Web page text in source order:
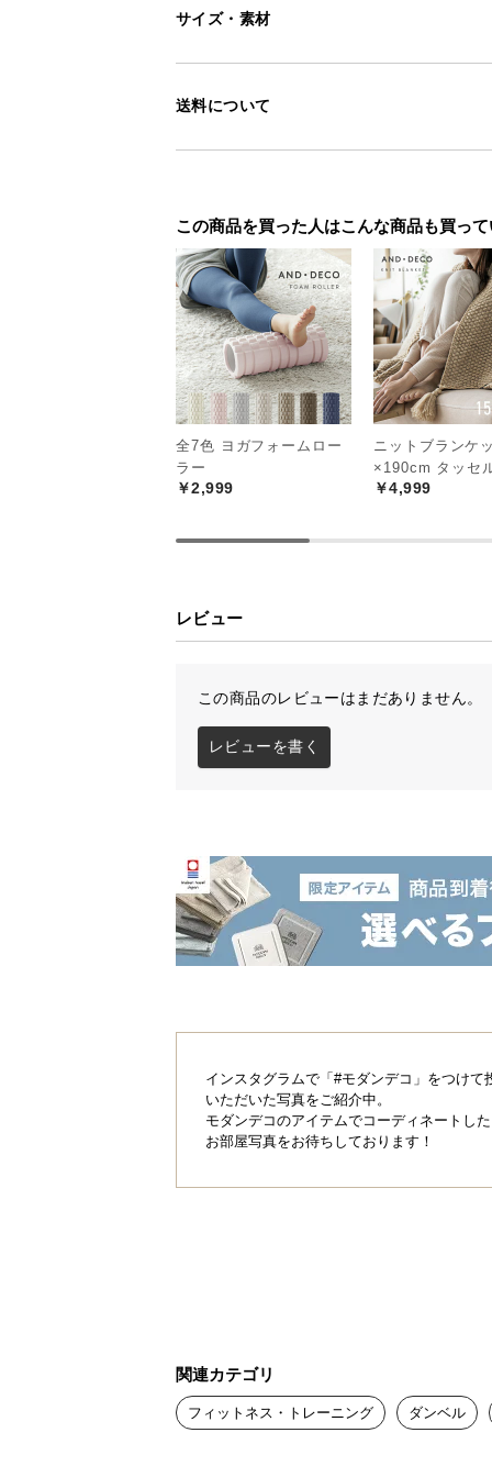
サイズ・素材
送料について
この商品を買った人はこんな商品も買っ
全7色 ヨガフォームロー
ラー
￥2,999
ニットブランケ
×190cm タッセ
￥4,999
レビュー
この商品のレビューはまだありません。
レビューを書く
インスタグラムで「#モダンデコ」をつけて
いただいた写真をご紹介中。
モダンデコのアイテムでコーディネートし
お部屋写真をお待ちしております！
関連カテゴリ
フィットネス・トレーニング ダンベル